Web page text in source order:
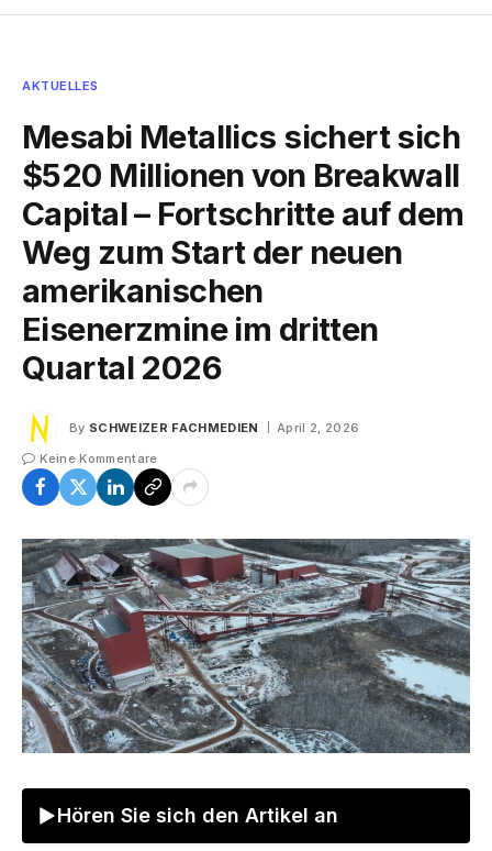
AKTUELLES
Mesabi Metallics sichert sich
$520 Millionen von Breakwall
Capital – Fortschritte auf dem
Weg zum Start der neuen
amerikanischen
Eisenerzmine im dritten
Quartal 2026
By SCHWEIZER FACHMEDIEN
April 2, 2026
Keine Kommentare
Hören Sie sich den Artikel an